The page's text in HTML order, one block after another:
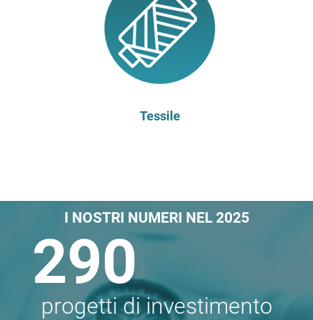
Tessile
I NOSTRI NUMERI NEL 2025
290
progetti di investimento